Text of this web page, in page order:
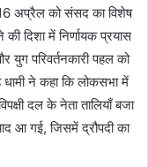
अप्रैल को संसद का विशेष
दिशा में निर्णायक प्रयास
युग परिवर्तनकारी पहल को
धामी ने कहा कि लोकसभा में
दल के नेता तालियाँ बजा
आ गई, जिसमें द्रौपदी का